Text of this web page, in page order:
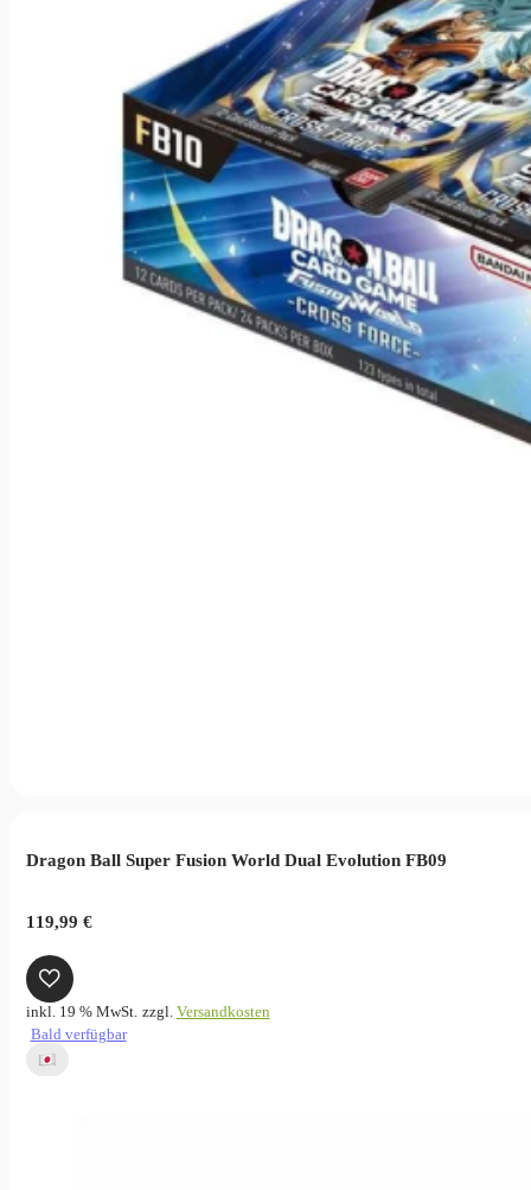
Dragon Ball Super Fusion World Dual Evolution FB09
119,99 €
inkl. 19 % MwSt. zzgl. Versandkosten
Bald verfügbar